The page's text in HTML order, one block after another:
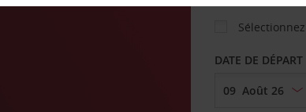
DATE DE DÉPART